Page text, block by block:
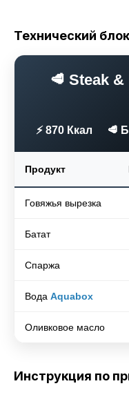
Технический
🥩 Steak
⚡ 870 Ккал 🥩
Продукт
Говяжья вырезка
Батат
Спаржа
Вода Aquabox
Оливковое масло
Инструкция по